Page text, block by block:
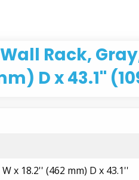
Rack,
D x 43.1''
x 18.2'' (462 mm) D x 43.1''